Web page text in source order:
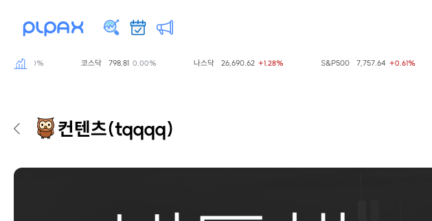
0.00% 코스닥 798.81 0.00% 나스닥 26,690.62 +1.28% S&P500 7,757.64 +0.61%
컨텐츠(tqqqq)